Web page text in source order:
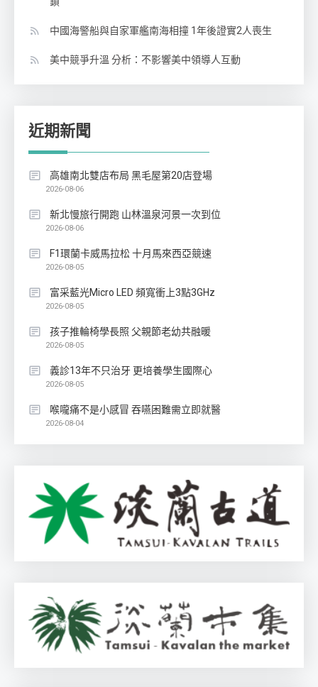
中國海警船與自家軍艦南海相撞 1年後證實2人喪生
美中競爭升溫 分析：不影響美中領導人互動
近期新聞
高雄南北雙店布局 黑毛屋第20店登場
2026-08-06
新北慢旅行開跑 山林溫泉河景一次到位
2026-08-06
F1環蘭卡威馬拉松 十月馬來西亞競速
2026-08-05
富采藍光Micro LED 頻寬衝上3點3GHz
2026-08-05
孩子推輪椅學長照 父親節老幼共融暖
2026-08-05
義診13年不只治牙 更培養學生國際心
2026-08-05
喉嚨痛不是小感冒 吞嚥困難需立即就醫
2026-08-04